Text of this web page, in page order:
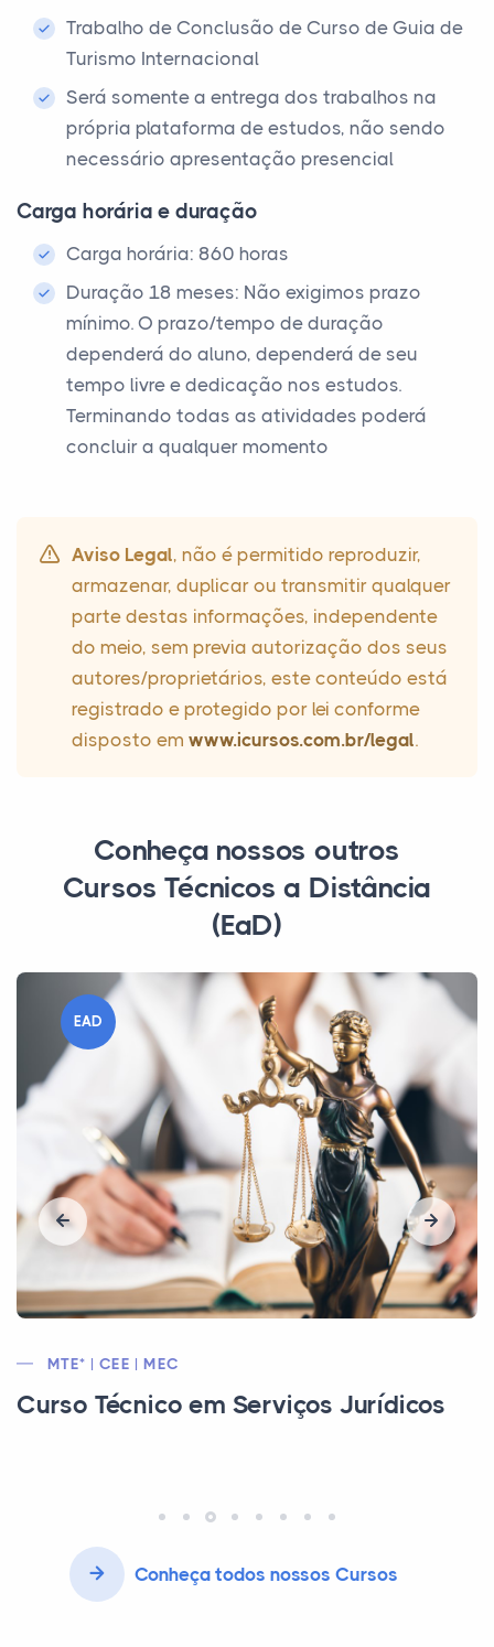
Trabalho de Conclusão de Curso de Guia de
Turismo Internacional
Será somente a entrega dos trabalhos na
própria plataforma de estudos, não sendo
necessário apresentação presencial
Carga horária e duração
Carga horária: 860 horas
Duração 18 meses: Não exigimos prazo
mínimo. O prazo/tempo de duração
dependerá do aluno, dependerá de seu
tempo livre e dedicação nos estudos.
Terminando todas as atividades poderá
concluir a qualquer momento
Aviso Legal, não é permitido reproduzir,
armazenar, duplicar ou transmitir qualquer
parte destas informações, independente
do meio, sem previa autorização dos seus
autores/proprietários, este conteúdo está
registrado e protegido por lei conforme
disposto em www.icursos.com.br/legal.
Conheça nossos outros
Cursos Técnicos a Distância
(EaD)
EAD
MEC | CEE | CFA
Curso Técnico em Administração
Conheça todos nossos Cursos